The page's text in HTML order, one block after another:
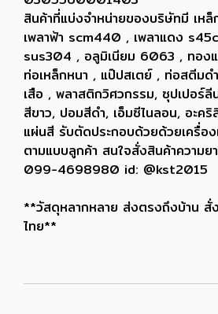
สินค้าที่แบ่งจำหน่ายของบริษัทมี เห
เพลาฟ้า scm440 , เพลาแดง
sus304 , อลูมิเนียม 6063 , ทอง
ท่อเหล็กหนา , แป๊ปสเตย์ , ท่อสตีมด
เสือ , พลาสติกวิศวกรรม, ซุปเปอร์
สีขาว, ปอมสีดำ, เอ็มซีไนลอน, อะค
แผ่นสี รับตัดประกอบด้วยด้วยเครื่อง
ตามแบบลูกค้า สนใจสั่งสินค้าความ
099-4698980 id: @kst2015
**วัสดุหลากหลาย ส่งตรงถึงบ้าน สั่
ไทย**